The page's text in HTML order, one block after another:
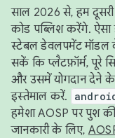
साल 2026 से, हम दूसरी
कोड पब्लिश करेंगे. ऐसा
स्टेबल डेवलपमेंट
सकें कि प्लैटफ़ॉर्म, पूरे
और उसमें योगदान देने
इस्तेमाल करें.
हमेशा AOSP पर पुश
जानकारी के लिए,